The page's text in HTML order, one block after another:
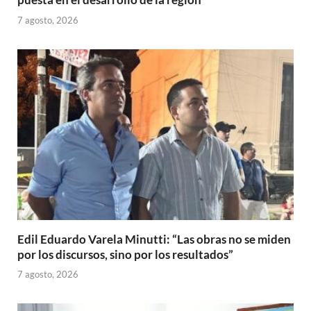
7 agosto, 2026
Edil Eduardo Varela Minutti: “Las obras no se miden
por los discursos, sino por los resultados”
7 agosto, 2026